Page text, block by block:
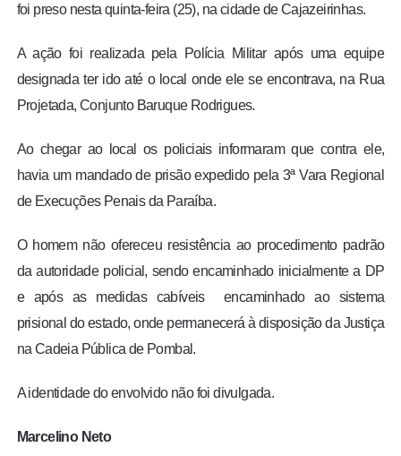
foi preso nesta quinta-feira (25), na cidade de Cajazeirinhas.
A ação foi realizada pela Polícia Militar após uma equipe
designada ter ido até o local onde ele se encontrava, na Rua
Projetada, Conjunto Baruque Rodrigues.
Ao chegar ao local os policiais informaram que contra ele,
havia um mandado de prisão expedido pela 3ª Vara Regional
de Execuções Penais da Paraíba.
O homem não ofereceu resistência ao procedimento padrão
da autoridade policial, sendo encaminhado inicialmente a DP
e após as medidas cabíveis encaminhado ao sistema
prisional do estado, onde permanecerá à disposição da Justiça
na Cadeia Pública de Pombal.
A identidade do envolvido não foi divulgada.
Marcelino Neto